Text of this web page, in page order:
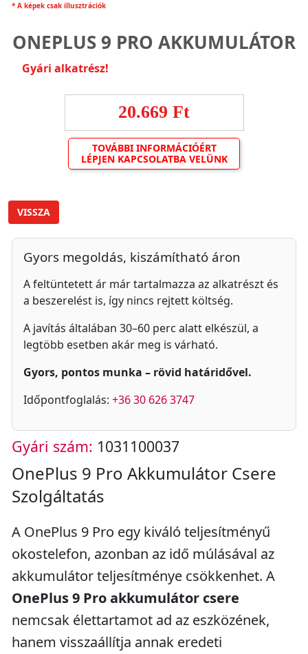
* A képek csak illusztrációk
ONEPLUS 9 PRO AKKUMULÁTOR
Gyári alkatrész!
20.669 Ft
TOVÁBBI INFORMÁCIÓÉRT
LÉPJEN KAPCSOLATBA VELÜNK
VISSZA
Gyors megoldás, kiszámítható áron
A feltüntetett ár már tartalmazza az alkatrészt és
a beszerelést is, így nincs rejtett költség.
A javítás általában 30–60 perc alatt elkészül, a
legtöbb esetben akár meg is várható.
Gyors, pontos munka – rövid határidővel.
Időpontfoglalás: +36 30 626 3747
Gyári szám: 1031100037
OnePlus 9 Pro Akkumulátor Csere
Szolgáltatás
A OnePlus 9 Pro egy kiváló teljesítményű
okostelefon, azonban az idő múlásával az
akkumulátor teljesítménye csökkenhet. A
OnePlus 9 Pro akkumulátor csere
nemcsak élettartamot ad az eszközének,
hanem visszaállítja annak eredeti